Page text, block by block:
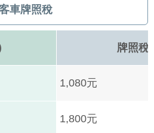
車牌照稅
牌照稅
1,080元
1,800元